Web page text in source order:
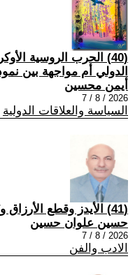
(40) الحرب الروسية
الدولي أم مواجهة بين
أيمن محسين
2026 / 8 / 7
السياسة والعلاقات الدولية
(41) الأيدز وقطع الأرزاق ونَعْنَعة الضلوع
حسين علوان حسين
2026 / 8 / 7
الادب والفن